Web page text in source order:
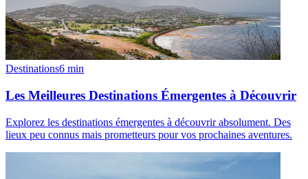
Destinations6 min
Les Meilleures Destinations Émergentes à Découvrir
Explorez les destinations émergentes à découvrir absolument. Des
lieux peu connus mais prometteurs pour vos prochaines aventures.